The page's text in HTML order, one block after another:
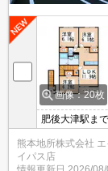
画像：20枚
肥後大津駅ま
とれます☆ お
ルコニー♪
熊本地所株式会社
イパス店